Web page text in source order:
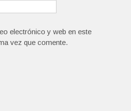
electrónico y web en este
vez que comente.